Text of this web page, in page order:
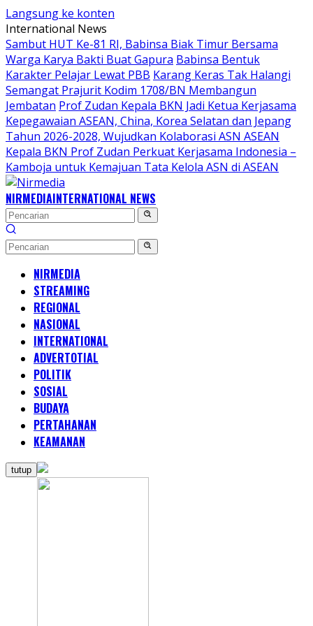
Langsung ke konten
International News
Sambut HUT Ke-81 RI, Babinsa Biak Timur Bersama
Warga Karya Bakti Buat Gapura Babinsa Bentuk
Karakter Pelajar Lewat PBB Karang Keras Tak Halangi
Semangat Prajurit Kodim 1708/BN Membangun
Jembatan Prof Zudan Kepala BKN Jadi Ketua Kerjasama
Kepegawaian ASEAN, China, Korea Selatan dan Jepang
Tahun 2026-2028, Wujudkan Kolaborasi ASN ASEAN
Kepala BKN Prof Zudan Perkuat Kerjasama Indonesia –
Kamboja untuk Kemajuan Tata Kelola ASN di ASEAN
NIRMEDIAINTERNATIONAL NEWS
NIRMEDIA
STREAMING
REGIONAL
NASIONAL
INTERNATIONAL
ADVERTOTIAL
POLITIK
SOSIAL
BUDAYA
PERTAHANAN
KEAMANAN
tutup